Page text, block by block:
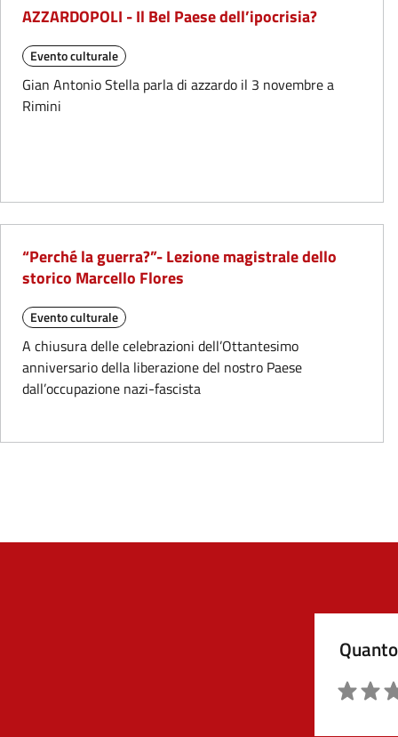
AZZARDOPOLI - Il Bel Paese dell’ipocrisia?
Evento culturale
Gian Antonio Stella parla di azzardo il 3 novembre a
Rimini
“Perché la guerra?”- Lezione magistrale dello
storico Marcello Flores
Evento culturale
A chiusura delle celebrazioni dell’Ottantesimo
anniversario della liberazione del nostro Paese
dall’occupazione nazi-fascista